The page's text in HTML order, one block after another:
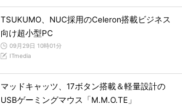
TSUKUMO、NUC採用のCeleron搭載ビジネス
向け超小型PC
09月29日 10時01分
ITmedia
マッドキャッツ、17ボタン搭載＆軽量設計の
USBゲーミングマウス「M.M.O.TE」